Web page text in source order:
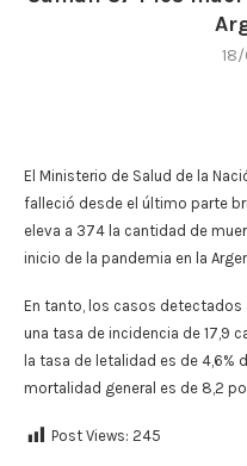
El Ministerio de Salud de la
falleció desde el último parte
eleva a 374 la cantidad de
inicio de la pandemia en la
En tanto, los casos
una tasa de incidencia de 17,9
la tasa de letalidad es de
mortalidad general es de 8,2
Post Views: 245